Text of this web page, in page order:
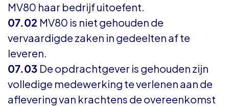
MV80 haar bedrijf uitoefent.
07.02 MV80 is niet gehouden de
vervaardigde zaken in gedeelten af te
leveren.
07.03 De opdrachtgever is gehouden zijn
volledige medewerking te verlenen aan de
aflevering van krachtens de overeenkomst